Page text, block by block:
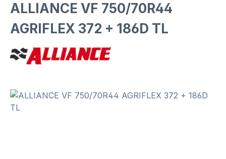
ALLIANCE VF 750/70R44
AGRIFLEX 372 + 186D TL
Bildergalerie überspringen